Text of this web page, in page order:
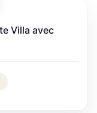
Villa avec